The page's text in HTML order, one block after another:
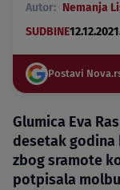
Autor: Nemanja
SUDBINE
Postavi
Glumica Eva
desetak godina
zbog sramote
potpisala